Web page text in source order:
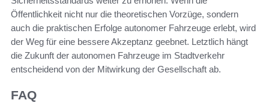
Öffentlichkeit nicht nur die theoretischen Vorzüge, sondern
auch die praktischen Erfolge autonomer Fahrzeuge erlebt, wird
der Weg für eine bessere Akzeptanz geebnet. Letztlich hängt
die Zukunft der autonomen Fahrzeuge im Stadtverkehr
entscheidend von der Mitwirkung der Gesellschaft ab.
FAQ